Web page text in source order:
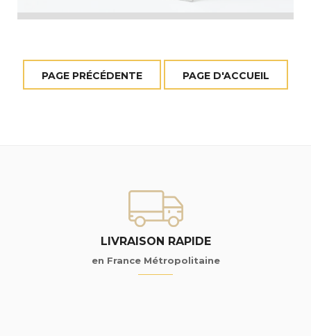
LIVRAISON RAPIDE
en France Métropolitaine